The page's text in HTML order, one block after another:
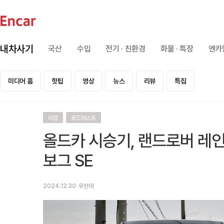
내차사기 국산 수입 전기 · 친환경 화물 · 특장 엔
미디어 홈 핫팁 영상 뉴스 리뷰 특집
리뷰 로드테스트
올드카 시승기, 랜드로버
보그 SE
2024.12.30 유현태